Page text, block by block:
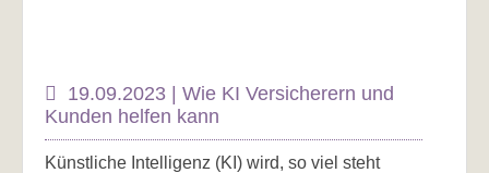
19.09.2023 | Wie KI Versicherern und
Kunden helfen kann
Künstliche Intelligenz (KI) wird, so viel steht